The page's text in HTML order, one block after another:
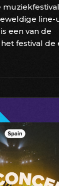
line-
een van de
festival de